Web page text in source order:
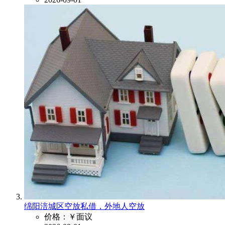
绵阳涪城区空放私借，外地人空放
价格：￥面议